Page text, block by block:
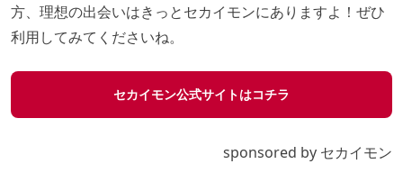
方、理想の出会いはきっとセカイモンにありますよ！ぜひ
利用してみてくださいね。
セカイモン公式サイトはコチラ
sponsored by セカイモン